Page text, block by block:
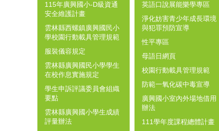
115年廣興國小-D級資通
安全維護計畫
雲林縣西螺鎮廣興國民小
學校園行動載具管理規範
服裝儀容規定
雲林縣廣興國民小學學生
在校作息實施規定
學生申訴評議委員會組織
要點
雲林縣廣興國小學生成績
評量辦法
英語口說展能樂學專區
淨化妨害青少年成長環境
與犯罪預防宣導
性平專區
母語日網頁
校園行動載具管理規範
防範一氧化碳中毒宣導
廣興國小室內外場地借用
辦法
111學年度課程總體計畫